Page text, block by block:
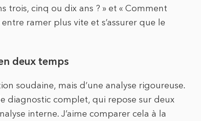
trois, cinq ou dix ans ? » et « Comment
ramer plus vite et s’assurer que le
deux temps
soudaine, mais d’une analyse rigoureuse.
diagnostic complet, qui repose sur deux
interne. J’aime comparer cela à la